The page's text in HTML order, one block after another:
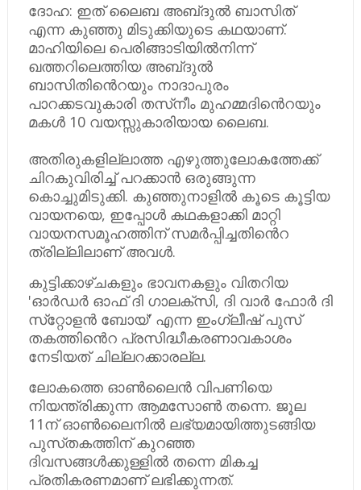
ദോഹ: ​ഇത്​ ലൈബ അബ്​ദുൽ ബാസിത്​
എന്ന കുഞ്ഞു മിടുക്കിയുടെ കഥയാണ്​.
മാഹിയിലെ പെരിങ്ങാടിയിൽനിന്ന്​
ഖത്തറിലെത്തിയ അബ്​ദുൽ
ബാസിതിൻെറയും നാദാപുരം
പാറക്കടവുകാരി തസ്​നീം മുഹമ്മദിൻെറയും
മകൾ 10 വയസ്സുകാരിയായ ലൈബ.
അതിരുകളില്ലാത്ത എഴുത്തുലോക​ത്തേക്ക്​
ചിറകുവിരിച്ച്​ പറക്കാൻ ഒരുങ്ങുന്ന
കൊച്ചുമിടുക്കി. കുഞ്ഞുനാളിൽ കൂടെ കൂട്ടിയ
വായനയെ, ഇപ്പോൾ കഥകളാക്കി മാറ്റി
വായനസമൂഹത്തിന്​ സമർപ്പിച്ചതിൻെറ
ത്രില്ലിലാണ്​ ​അവൾ.
കുട്ടിക്കാഴ്​ചകളും ഭാവനകളും വിതറിയ
'ഓർഡർ ഓഫ്​ ദി ഗാലക്​സി, ദി വാർ ഫോർ ദി
സ്​റ്റോളൻ ബോയ്​' എന്ന ഇംഗ്ലീഷ്​ പുസ്​
തകത്തിൻെറ പ്രസിദ്ധീകരണാവകാശം
നേടിയത്​ ചില്ലറക്കാരല്ല.
ലോകത്തെ ഓൺലൈൻ വിപണിയെ
നിയന്ത്രിക്കുന്ന ആമസോൺ തന്നെ. ജൂ​ല​
11ന്​ ഓൺലൈനിൽ ലഭ്യമായിത്തുടങ്ങിയ
പുസ്​തകത്തിന്​ കുറഞ്ഞ
ദിവസങ്ങൾക്കുള്ളിൽ തന്നെ മികച്ച
പ്രതികരണമാണ്​ ലഭിക്കുന്നത്​.